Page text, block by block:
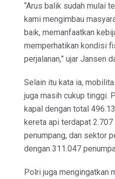
“Arus balik sudah mulai
kami mengimbau
baik, memanfaatkan
memperhatikan kondisi
perjalanan,” ujar Jansen
Selain itu kata ia,
juga masih cukup tinggi.
kapal dengan total
kereta api terdapat 2.707
penumpang, dan sektor
dengan 311.047
Polri juga mengingatkan